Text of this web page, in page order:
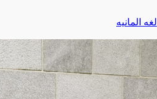
لغه المانيه